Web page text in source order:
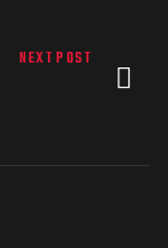
NEXT POST